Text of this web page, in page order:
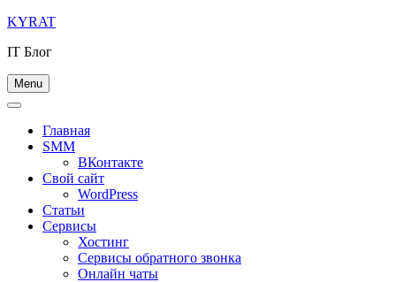
Skip
content
KYRAT
IT Блог
Menu
Главная
SMM
ВКонтакте
Свой сайт
WordPress
Статьи
Сервисы
Хостинг
Сервисы обратного звонка
Онлайн чаты